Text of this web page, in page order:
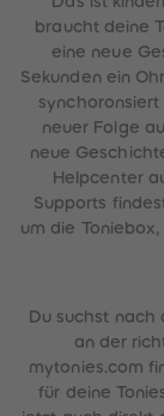
braucht deine
eine neue
Sekunden ein
synchoronsiert
neuer Folge
neue
Helpcenter
Supports
um die
Du suchst nach
an der
mytonies.com
für deine